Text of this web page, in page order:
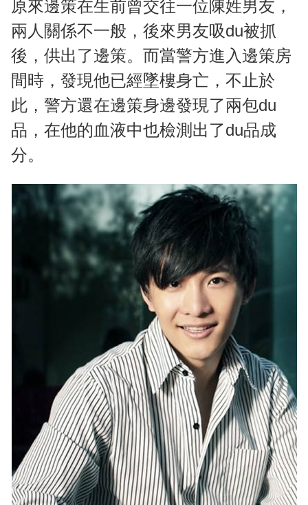
原來邊策在生前曾交往一位陳姓男友，
兩人關係不一般，後來男友吸du被抓
後，供出了邊策。而當警方進入邊策房
間時，發現他已經墜樓身亡，不止於
此，警方還在邊策身邊發現了兩包du
品，在他的血液中也檢測出了du品成
分。